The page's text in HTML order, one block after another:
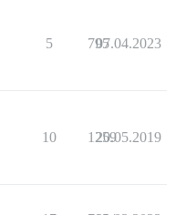
5 795
07.04.2023
10 1259
20.05.2019